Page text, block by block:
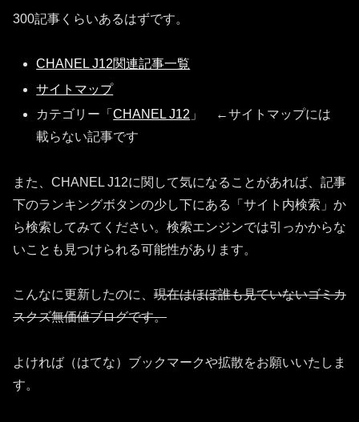
300記事くらいあるはずです。
CHANEL J12関連記事一覧
サイトマップ
カテゴリー「CHANEL J12 」 ←サイトマップには
載らない記事です
また、CHANEL J12に関して気になることがあれば、記事
下のランキングボタンの少し下にある「サイト内検索」か
ら検索してみてください。検索エンジンでは引っかからな
いことも見つけられる可能性があります。
こんなに更新したのに、 現在はほぼ誰も見ていないゴミカ
スクズ無価値ブログです。
よければ（はてな）ブックマークや拡散をお願いいたしま
す。